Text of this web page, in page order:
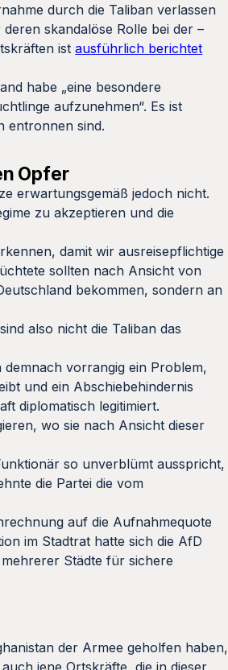
durch die Taliban verlassen
skandalöse Rolle bei der –
istausführlich berichtet
habe „eine besondere
aufzunehmen“. Es ist
entronnen sind.
Opfer
erwartungsgemäß jedoch nicht.
zu akzeptieren und die
damit wir ausreisepflichtige
sollten nach Ansicht von
bekommen, sondern an
also nicht die Taliban das
vorrangig ein Problem,
und ein Abschiebehindernis
diplomatisch legitimiert.
wo sie nach Ansicht dieser
so unverblümt ausspricht,
die Partei die vom
auf die Aufnahmequote
im Stadtrat hatte sich die AfD
Städte für sichere
der Armee geholfen haben,